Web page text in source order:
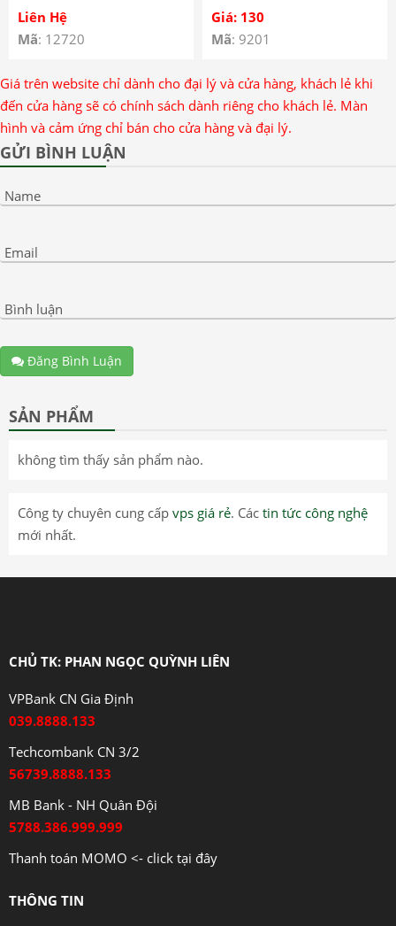
Liên Hệ
Mã: 12720
Giá: 130
Mã: 9201
Giá trên website chỉ dành cho đại lý và cửa hàng, khách lẻ khi
đến cửa hàng sẽ có chính sách dành riêng cho khách lẻ. Màn
hình và cảm ứng chỉ bán cho cửa hàng và đại lý.
GỬI BÌNH LUẬN
Name
Email
Bình luận
Đăng Bình Luận
SẢN PHẨM
không tìm thấy sản phẩm nào.
Công ty chuyên cung cấp vps giá rẻ. Các tin tức công nghệ
mới nhất.
CHỦ TK: PHAN NGỌC QUỲNH LIÊN
VPBank CN Gia Định
039.8888.133
Techcombank CN 3/2
56739.8888.133
MB Bank - NH Quân Đội
5788.386.999.999
Thanh toán MOMO <- click tại đây
THÔNG TIN